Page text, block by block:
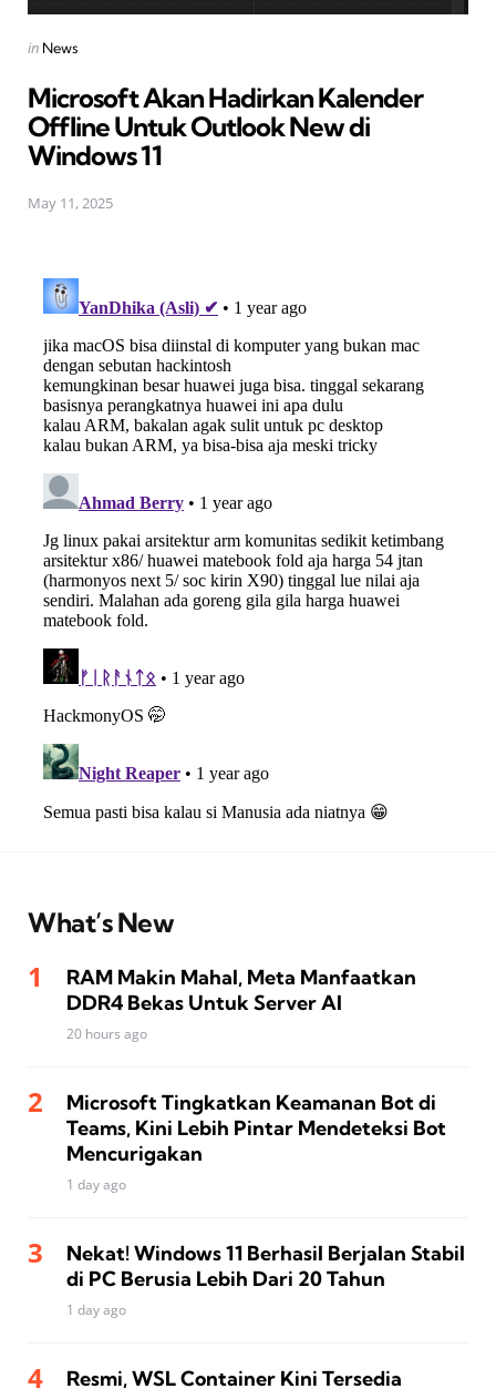
Posted
in News
Microsoft Akan Hadirkan Kalender
Offline Untuk Outlook New di
Windows 11
May 11, 2025
What’s New
RAM Makin Mahal, Meta Manfaatkan
DDR4 Bekas Untuk Server AI
20 hours ago
Microsoft Tingkatkan Keamanan Bot di
Teams, Kini Lebih Pintar Mendeteksi Bot
Mencurigakan
1 day ago
Nekat! Windows 11 Berhasil Berjalan Stabil
di PC Berusia Lebih Dari 20 Tahun
1 day ago
Resmi, WSL Container Kini Tersedia